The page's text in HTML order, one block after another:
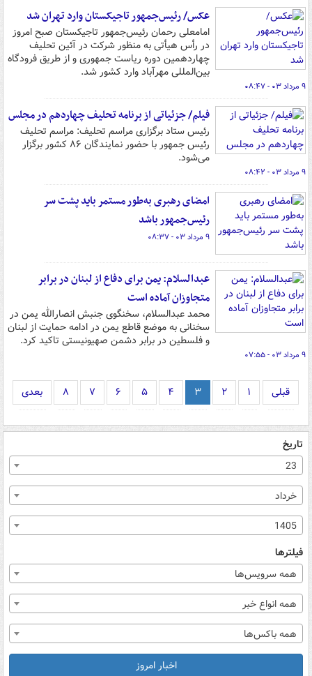
عکس/ رئیس‌جمهور تاجیکستان وارد تهران شد
امامعلی رحمان رئیس‌جمهور تاجیکستان صبح امروز
در رأس هیأتی به منظور شرکت در آئین تحلیف
چهاردهمین دوره ریاست جمهوری و از طریق فرودگاه
بین‌المللی مهرآباد وارد کشور شد.
۹ مرداد ۰۳ - ۰۸:۴۷
فیلم/ جزئیاتی از برنامه تحلیف چهاردهم در مجلس
رئیس ستاد برگزاری مراسم تحلیف: مراسم تحلیف
رئیس جمهور با حضور نمایندگان ۸۶ کشور برگزار
می‌شود.
۹ مرداد ۰۳ - ۰۸:۴۲
امضای رهبری به‌طور مستمر باید پشت سر
رئیس‌جمهور باشد
۹ مرداد ۰۳ - ۰۸:۳۷
عبدالسلام: یمن برای دفاع از لبنان در برابر
متجاوزان آماده است
محمد عبدالسلام، سخنگوی جنبش انصارالله یمن در
سخنانی به موضع قاطع یمن در ادامه حمایت از لبنان
و فلسطین در برابر دشمن صهیونیستی تاکید کرد.
۹ مرداد ۰۳ - ۰۷:۵۵
قبلی ۱ ۲ ۳ ۴ ۵ ۶ ۷ ۸ بعدی
تاریخ
23
خرداد
1405
فیلترها
همه سرویس‌ها
همه انواع خبر
همه باکس‌ها
اخبار امروز